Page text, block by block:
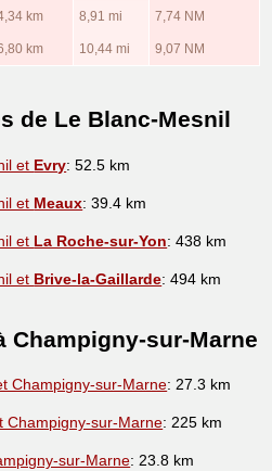
km 8,91 mi 7,74 NM
km 10,44 mi 9,07 NM
de Le Blanc-Mesnil
et Evry: 52.5 km
et Meaux: 39.4 km
et La Roche-sur-Yon: 438 km
et Brive-la-Gaillarde: 494 km
Champigny-sur-Marne
Champigny-sur-Marne: 27.3 km
Champigny-sur-Marne: 225 km
sur-Marne: 23.8 km